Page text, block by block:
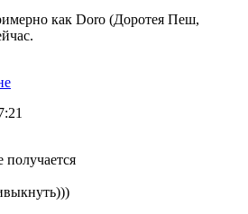
как Doro (Доротея Пеш,
получается